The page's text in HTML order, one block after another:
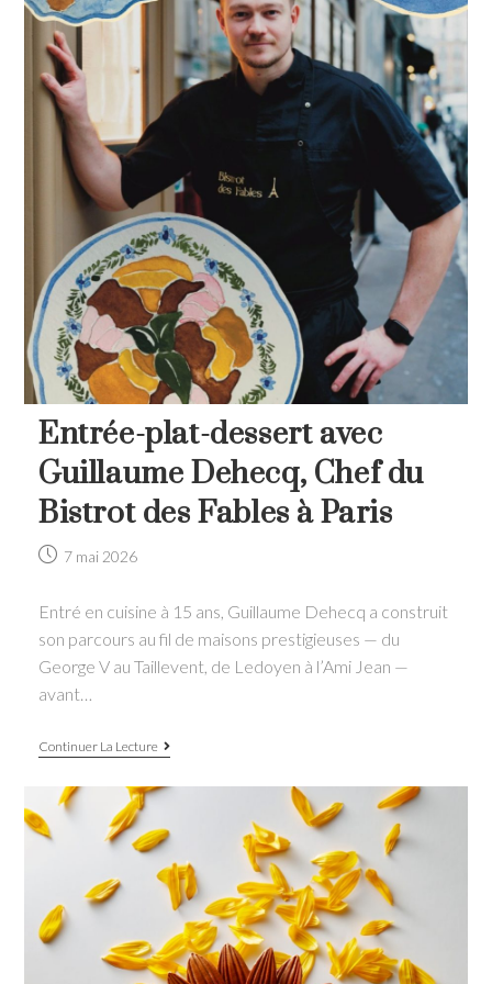
Entrée-plat-dessert avec
Guillaume Dehecq, Chef du
Bistrot des Fables à Paris
Post7 mai 2026
Entré en cuisine à 15 ans, Guillaume Dehecq a construit
son parcours au fil de maisons prestigieuses — du
George V au Taillevent, de Ledoyen à l’Ami Jean —
avant…
Continuer La Lecture
Entrée-
dessert
Guillaume
Dehecq,
Chef
du
Bistrot
des